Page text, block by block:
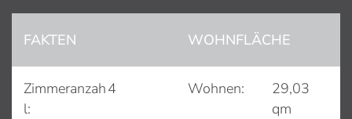
FAKTEN
Zimmeranzah
l:
4
WOHNFLÄCHE
Wohnen:
29,03
qm